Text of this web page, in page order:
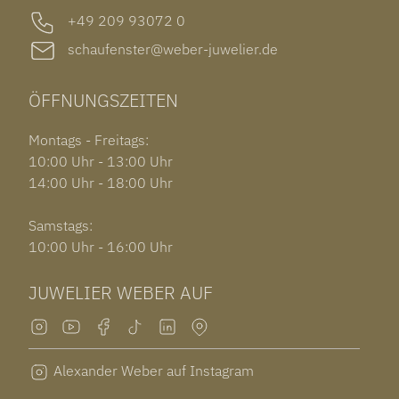
+49 209 93072 0
schaufenster@weber-juwelier.de
ÖFFNUNGSZEITEN
Montags - Freitags:
10:00 Uhr - 13:00 Uhr
14:00 Uhr - 18:00 Uhr
Samstags:
10:00 Uhr - 16:00 Uhr
JUWELIER WEBER AUF
Alexander Weber auf Instagram